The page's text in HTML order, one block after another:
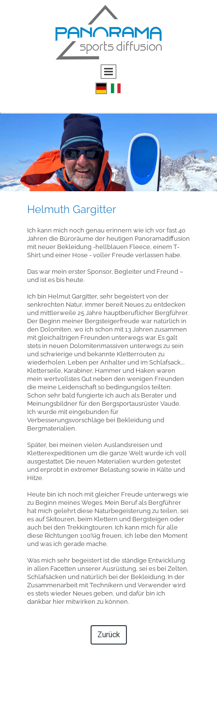
Helmuth Gargitter
Ich kann mich noch genau erinnern wie ich vor fast 40
Jahren die Büroräume der heutigen Panoramadiffusion
mit neuer Bekleidung -hellblauen Fleece, einem T-
Shirt und einer Hose - voller Freude verlassen habe.
Das war mein erster Sponsor, Begleiter und Freund –
und ist es bis heute.
Ich bin Helmut Gargitter, sehr begeistert von der
senkrechten Natur, immer bereit Neues zu entdecken
und mittlerweile 25 Jahre hauptberuflicher Bergführer.
Der Beginn meiner Bergsteigerfreude war natürlich in
den Dolomiten, wo ich schon mit 13 Jahren zusammen
mit gleichaltrigen Freunden unterwegs war. Es galt
stets in neuen Dolomitenmassiven unterwegs zu sein
und schwierige und bekannte Kletterrouten zu
wiederholen. Leben per Anhalter und im Schlafsack....
Kletterseile, Karabiner, Hammer und Haken waren
mein wertvollstes Gut neben den wenigen Freunden
die meine Leidenschaft so bedingungslos teilten.
Schon sehr bald fungierte ich auch als Berater und
Meinungsbildner für den Bergsportausrüster Vaude.
Ich wurde mit eingebunden für
Verbesserungsvorschläge bei Bekleidung und
Bergmaterialien.
Später, bei meinen vielen Auslandsreisen und
Kletterexpeditionen um die ganze Welt wurde ich voll
ausgestattet. Die neuen Materialien wurden getestet
und erprobt in extremer Belastung sowie in Kälte und
Hitze.
Heute bin ich noch mit gleicher Freude unterwegs wie
zu Beginn meines Weges. Mein Beruf als Bergführer
hat mich gelehrt diese Naturbegeisterung zu teilen, sei
es auf Skitouren, beim Klettern und Bergsteigen oder
auch bei den Trekkingtouren. Ich kann mich für alle
diese Richtungen 100%ig freuen, ich lebe den Moment
und was ich gerade mache.
Was mich sehr begeistert ist die ständige Entwicklung
in allen Facetten unserer Ausrüstung, sei es bei Zelten,
Schlafsäcken und natürlich bei der Bekleidung. In der
Zusammenarbeit mit Technikern und Verwender wird
es stets wieder Neues geben, und dafür bin ich
dankbar hier mitwirken zu können.
Zurück